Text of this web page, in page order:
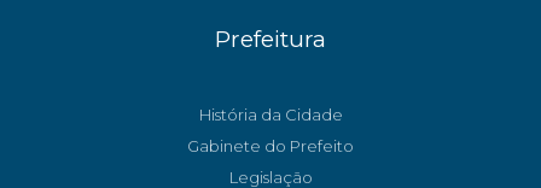
Prefeitura
História da Cidade
Gabinete do Prefeito
Legislação